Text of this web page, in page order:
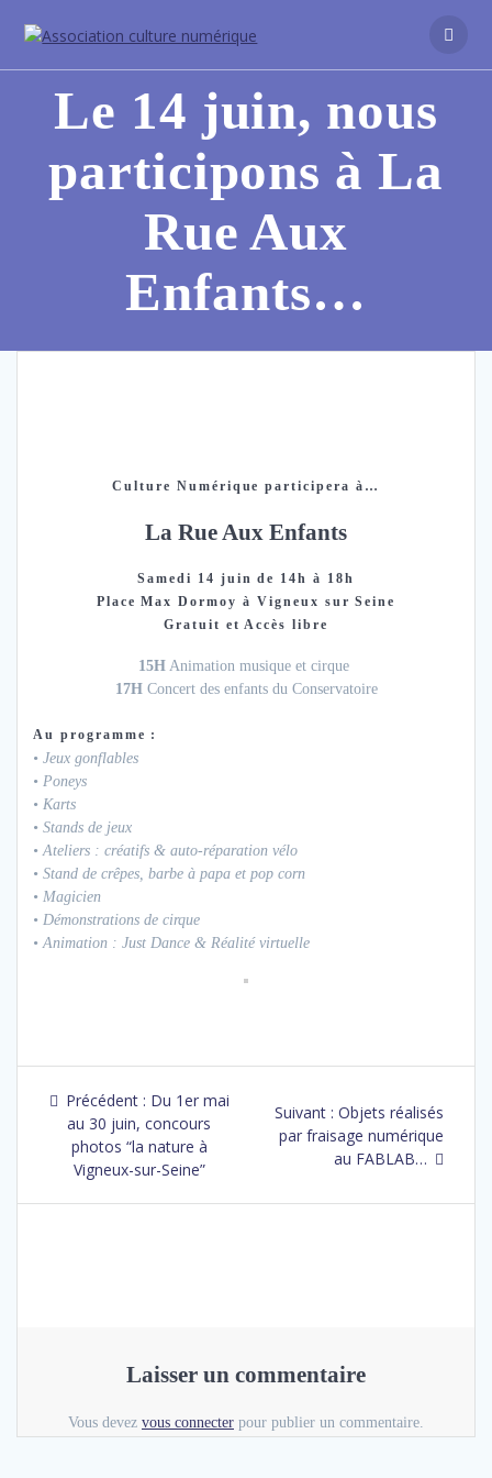
au
Le 14 juin, nous
participons à La
Rue Aux
Enfants…
Culture Numérique participera à…
La Rue Aux Enfants
Samedi 14 juin de 14h à 18h
Place Max Dormoy à Vigneux sur Seine
Gratuit et Accès libre
15H Animation musique et cirque
17HConcert des enfants du Conservatoire
Au programme :
• Jeux gonflables
• Poneys
• Karts
• Stands de jeux
• Ateliers : créatifs & auto-réparation vélo
• Stand de crêpes, barbe à papa et pop corn
• Magicien
• Démonstrations de cirque
• Animation : Just Dance & Réalité virtuelle
Navigation
l’article
Précédent : Article
précédent
:
Du 1er mai
au 30 juin, concours
photos “la nature à
Vigneux-sur-Seine”
Suivant : Article
suivant
:
Objets réalisés
par fraisage numérique
au FABLAB…
Laisser un commentaire
Vous devez vous connecter pour publier un commentaire.